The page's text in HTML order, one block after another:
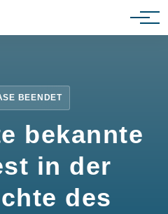
BEENDET
bekannte
in der
des